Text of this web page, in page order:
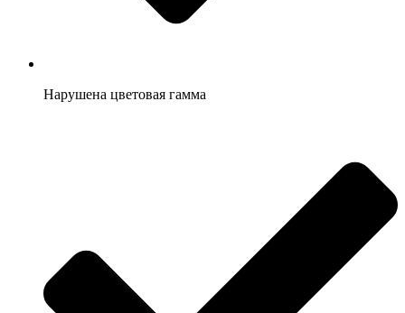
Нарушена цветовая гамма